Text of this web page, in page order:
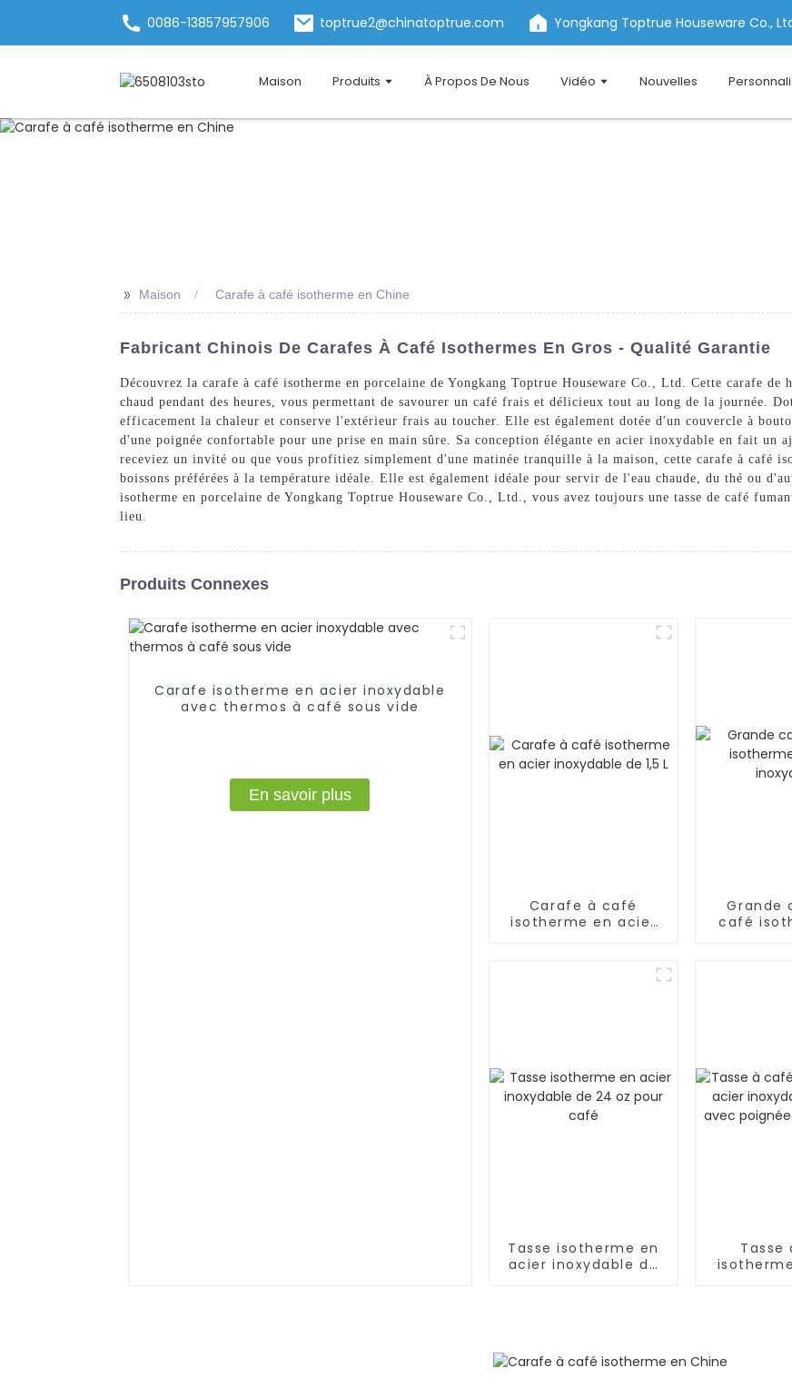
0086-13857957906 toptrue2@chinatoptrue.com Yongkang Toptrue Houseware Co.,
Maison Produits À Propos De Nous Vidéo Nouvelles
>> Maison Carafe à café isotherme en Chine
Fabricant Chinois De Carafes À Café Isothermes En Gros - Qualité Garantie
Découvrez la carafe à café isotherme en porcelaine de Yongkang Toptrue Houseware Co., Ltd. Cette carafe de
chaud pendant des heures, vous permettant de savourer un café frais et délicieux tout au long de la journée.
efficacement la chaleur et conserve l'extérieur frais au toucher. Elle est également dotée d'un couvercle à
d'une poignée confortable pour une prise en main sûre. Sa conception élégante en acier inoxydable en fait un
receviez un invité ou que vous profitiez simplement d'une matinée tranquille à la maison, cette carafe à café
boissons préférées à la température idéale. Elle est également idéale pour servir de l'eau chaude, du thé ou
isotherme en porcelaine de Yongkang Toptrue Houseware Co., Ltd., vous avez toujours une tasse de café
lieu.
Produits Connexes
Carafe isotherme en acier inoxydable
avec thermos à café sous vide
En savoir plus
Carafe à café
isotherme en acier
Grande
café
Tasse isotherme en
acier inoxydable de
Tasse